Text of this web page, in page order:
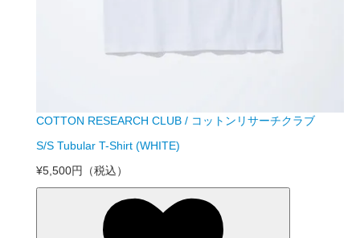
COTTON RESEARCH CLUB / コットンリサーチクラブ
S/S Tubular T-Shirt (WHITE)
¥5,500円
（税込）